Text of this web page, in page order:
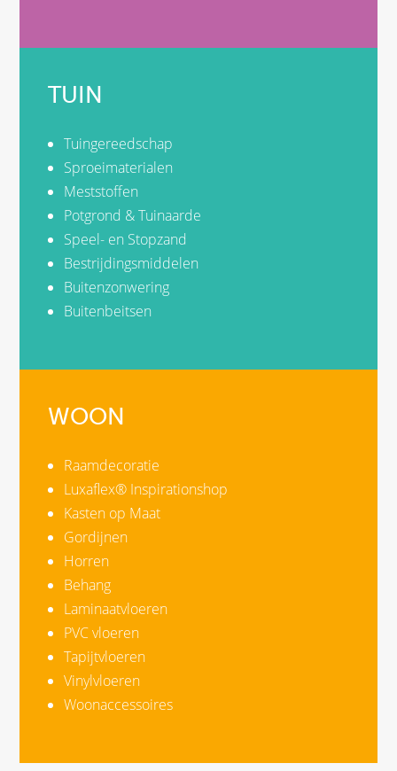
TUIN
Tuingereedschap
Sproeimaterialen
Meststoffen
Potgrond & Tuinaarde
Speel- en Stopzand
Bestrijdingsmiddelen
Buitenzonwering
Buitenbeitsen
WOON
Raamdecoratie
Luxaflex® Inspirationshop
Kasten op Maat
Gordijnen
Horren
Behang
Laminaatvloeren
PVC vloeren
Tapijtvloeren
Vinylvloeren
Woonaccessoires